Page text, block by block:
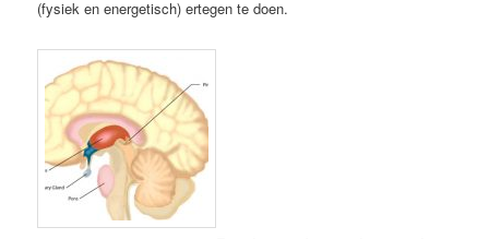
(fysiek en energetisch) ertegen te doen.